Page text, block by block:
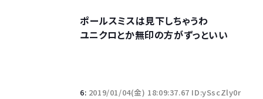
ポールスミスは見下しちゃうわ
ユニクロとか無印の方がずっといい
6: 2019/01/04(金) 18:09:37.67 ID:ySscZly0r